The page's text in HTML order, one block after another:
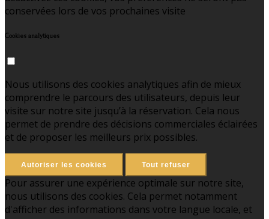
conservées lors de vos prochaines visite
Cookies analytiques
Nous utilisons des cookies analytiques afin de mieux
comprendre le parcours des utilisateurs, depuis leur
visite sur notre site jusqu’à la réservation. Cela nous
permet de prendre des décisions commerciales éclairées
et de proposer les meilleurs prix possibles.
Autoriser les cookies Tout refuser
Pour assurer une expérience optimale sur notre site,
nous utilisons des cookies. Cela permet notamment
d'afficher des informations dans votre langue locale, et